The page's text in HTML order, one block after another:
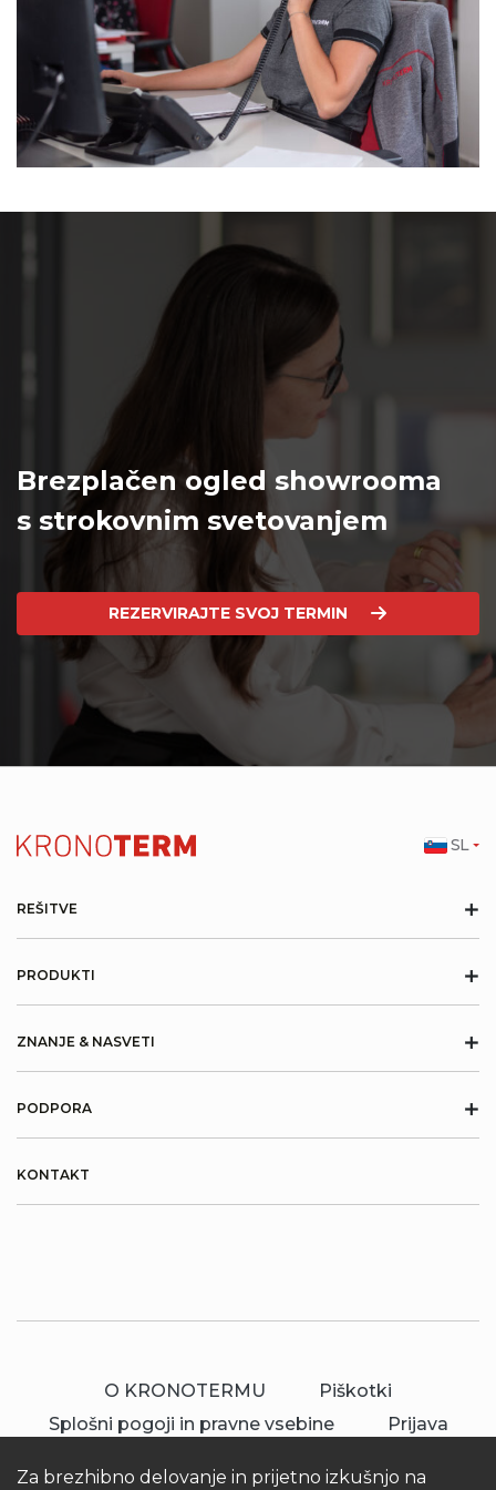
Brezplačen ogled showrooma
s strokovnim svetovanjem
REZERVIRAJTE SVOJ TERMIN
Za brezhibno delovanje in prijetno izkušnjo na
REŠITVE +
PRODUKTI +
ZNANJE & NASVETI +
PODPORA +
KONTAKT
O KRONOTERMU
Piškotki
Splošni pogoji in pravne vsebine
Prijava
SL